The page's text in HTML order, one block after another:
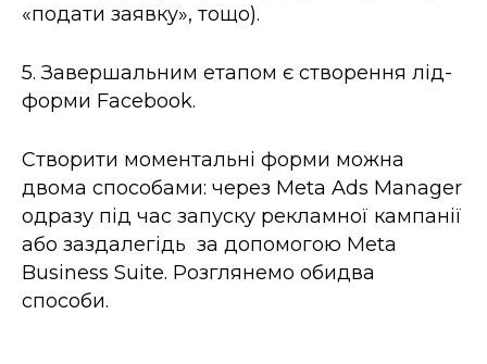
«подати заявку», тощо).
5. Завершальним етапом є ​​створення лід-
форми Facebook.
Створити моментальні форми можна
двома способами: через Meta Ads Manager
одразу під час запуску рекламної кампанії
або заздалегідь за допомогою Meta
Business Suite. Розглянемо обидва
способи.